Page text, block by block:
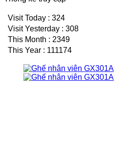
Visit Today : 324
Visit Yesterday : 308
This Month : 2349
This Year : 111174